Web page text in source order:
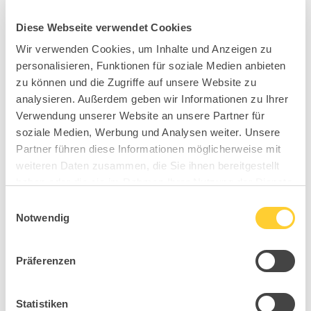
Diese Webseite verwendet Cookies
Wir verwenden Cookies, um Inhalte und Anzeigen zu
personalisieren, Funktionen für soziale Medien anbieten
zu können und die Zugriffe auf unsere Website zu
analysieren. Außerdem geben wir Informationen zu Ihrer
Verwendung unserer Website an unsere Partner für
soziale Medien, Werbung und Analysen weiter. Unsere
Partner führen diese Informationen möglicherweise mit
weiteren Daten zusammen, die Sie ihnen bereitgestellt
Notwendig
Präferenzen
Statistiken